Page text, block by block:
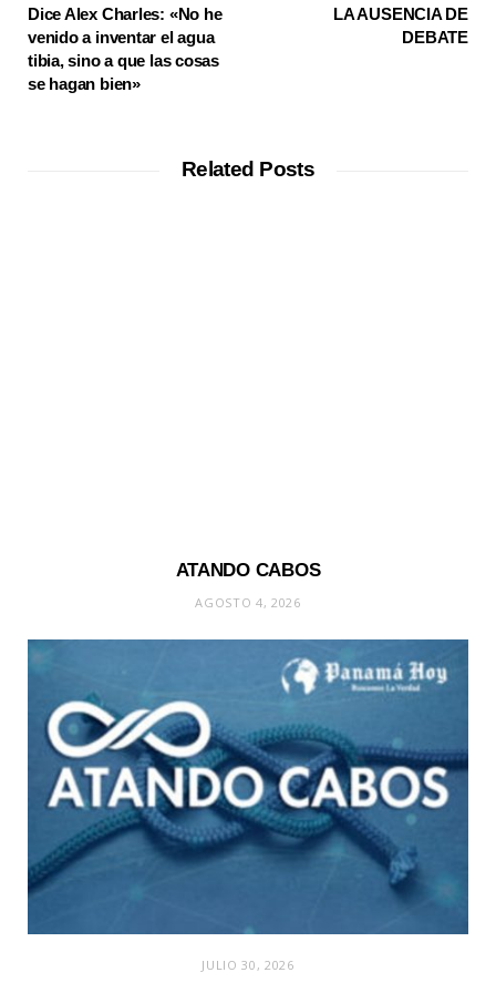
Dice Alex Charles: «No he
venido a inventar el agua
tibia, sino a que las cosas
se hagan bien»
LA AUSENCIA DE
DEBATE
Related Posts
ATANDO CABOS
AGOSTO 4, 2026
JULIO 30, 2026